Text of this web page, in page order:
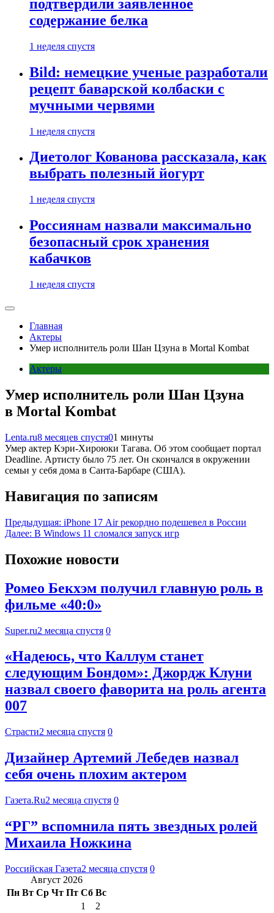
подтвердили заявленное
содержание белка
1 неделя спустя
Bild: немецкие ученые разработали
рецепт баварской колбаски с
мучными червями
1 неделя спустя
Диетолог Кованова рассказала, как
выбрать полезный йогурт
1 неделя спустя
Россиянам назвали максимально
безопасный срок хранения
кабачков
1 неделя спустя
Главная
Актеры
Умер исполнитель роли Шан Цзуна в Mortal Kombat
Актеры
Умер исполнитель роли Шан Цзуна
в Mortal Kombat
Lenta.ru8 месяцев спустя01 минуты
Умер актер Кэри-Хироюки Тагава. Об этом сообщает портал
Deadline. Артисту было 75 лет. Он скончался в окружении
семьи у себя дома в Санта-Барбаре (США).
Навигация по записям
Предыдущая: iPhone 17 Air рекордно подешевел в России
Далее: В Windows 11 сломался запуск игр
Похожие новости
Ромео Бекхэм получил главную роль в
фильме «40:0»
Super.ru2 месяца спустя 0
«Надеюсь, что Каллум станет
следующим Бондом»: Джордж Клуни
назвал своего фаворита на роль агента
007
Страсти2 месяца спустя 0
Дизайнер Артемий Лебедев назвал
себя очень плохим актером
Газета.Ru2 месяца спустя 0
“РГ” вспомнила пять звездных ролей
Михаила Ножкина
Российская Газета2 месяца спустя 0
Август 2026
Пн Вт Ср Чт Пт Сб Вс
1
2